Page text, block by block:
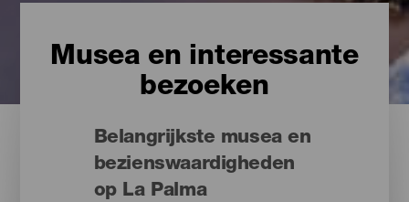
Musea en interessante
bezoeken
Belangrijkste musea en
bezienswaardigheden
op La Palma